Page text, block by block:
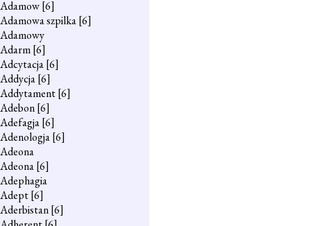
Adamow[6]
Adamowa szpilka[6]
Adamowy
Adarm[6]
Adcytacja[6]
Addycja[6]
Addytament[6]
Adebon[6]
Adefagja[6]
Adenologja[6]
Adeona
Adeona[6]
Adephagia
Adept[6]
Aderbistan[6]